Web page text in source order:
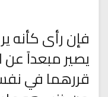
فإن رأى كأنه
يصير مبعداً عن
قررهما في